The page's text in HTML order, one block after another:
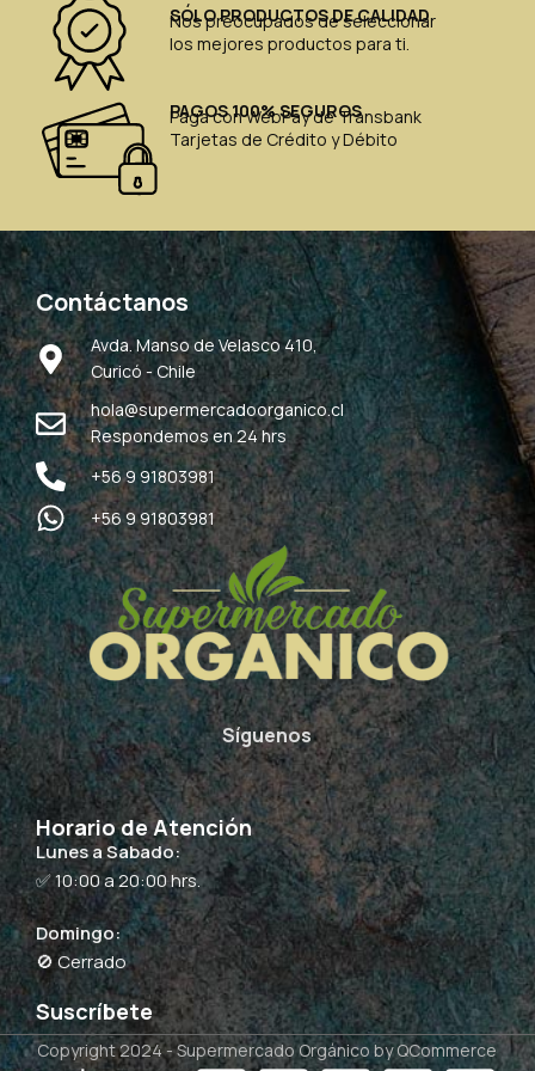
SÓLO PRODUCTOS DE CALIDAD
Nos preocupados de seleccionar
los mejores productos para ti.
PAGOS 100% SEGUROS
Paga con WebPay de Transbank
Tarjetas de Crédito y Débito
Contáctanos
Avda. Manso de Velasco 410,
Curicó - Chile
hola@supermercadoorganico.cl
Respondemos en 24 hrs
+56 9 91803981
+56 9 91803981
Síguenos
Horario de Atención
Lunes a Sabado:
✅ 10:00 a 20:00 hrs.
Domingo:
🚫 Cerrado
Suscríbete
Copyright 2024 -Supermercado Orgánico by QCommerce